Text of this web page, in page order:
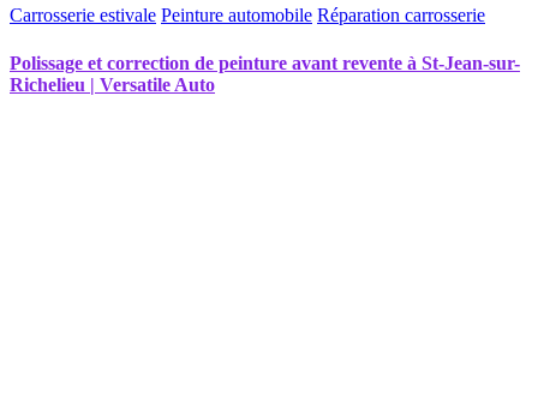
Carrosserie estivale Peinture automobile Réparation carrosserie
Polissage et correction de peinture avant revente à St-Jean-sur-
Richelieu | Versatile Auto